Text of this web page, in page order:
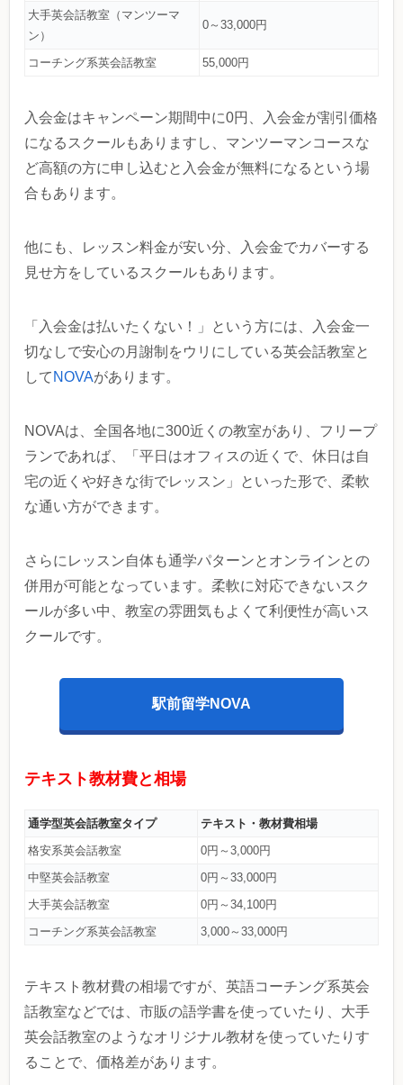
大手英会話教室（マンツーマ
ン）
0～33,000円
コーチング系英会話教室 55,000円
入会金はキャンペーン期間中に0円、入会金が割引価格
になるスクールもありますし、マンツーマンコースな
ど高額の方に申し込むと入会金が無料になるという場
合もあります。
他にも、レッスン料金が安い分、入会金でカバーする
見せ方をしているスクールもあります。
「入会金は払いたくない！」という方には、入会金一
切なしで安心の月謝制をウリにしている英会話教室と
して NOVAがあります。
NOVAは、全国各地に300近くの教室があり、フリープ
ランであれば、「平日はオフィスの近くで、休日は自
宅の近くや好きな街でレッスン」といった形で、柔軟
な通い方ができます。
さらにレッスン自体も通学パターンとオンラインとの
併用が可能となっています。柔軟に対応できないスク
ールが多い中、教室の雰囲気もよくて利便性が高いス
クールです。
駅前留学NOVA
テキスト教材費と相場
通学型英会話教室タイプ テキスト・教材費相場
格安系英会話教室
0円～3,000円
中堅英会話教室
0円～33,000円
大手英会話教室
0円～34,100円
コーチング系英会話教室
3,000～33,000円
テキスト教材費の相場ですが、英語コーチング系英会
話教室などでは、市販の語学書を使っていたり、大手
英会話教室のようなオリジナル教材を使っていたりす
ることで、価格差があります。